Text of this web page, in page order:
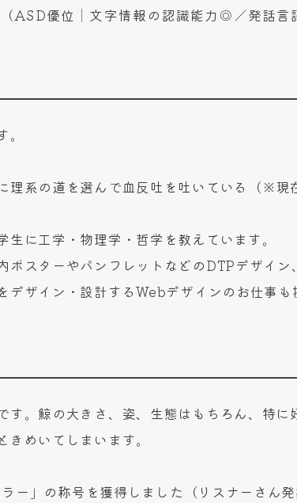
ASD優位│文字情報の認識能力◎／発話言
理系の道を選んで血反吐を吐いている（※現
生に工学・物理学・哲学を教えています。
ポスターやパンフレットなどのDTPデザイン
デザイン・設計するWebデザインのお仕事も
す。鯨の大きさ、姿、生態はもちろん、特に
めいてしまいます。
ー」の称号を獲得しました（リスナーさん発